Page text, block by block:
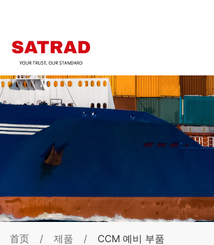
首页 제품 CCM 예비 부품